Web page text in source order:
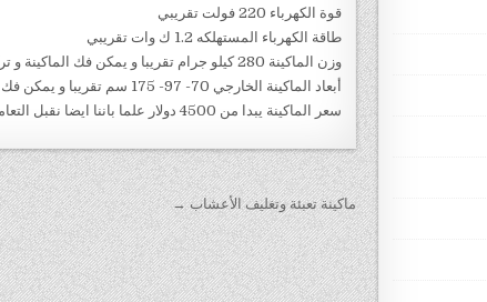
قوة الكهرباء 220 فولت تقريبي
طاقة الكهرباء المستهلكه 1.2 ك وات تقريبي
وزن الماكينة 280 كيلو جرام تقريبا و يمكن فك الماكينة و تركيبها في اي مكان
أبعاد الماكينة الخارجي 70- 97- 175 سم تقريبا و يمكن فك الماكينة و تركيبها في اي مكان
سعر الماكينة يبدا من 4500 دولار علما باننا ايضا نقبل التعامل بالجنيه المصري
تصفّح المقالات
ماكينة تعبئة وتغليف الأعشاب →